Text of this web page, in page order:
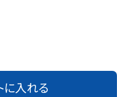
に入れる